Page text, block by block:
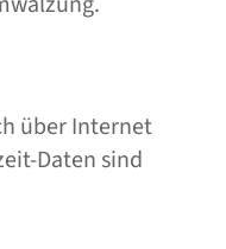
über Internet
Daten sind